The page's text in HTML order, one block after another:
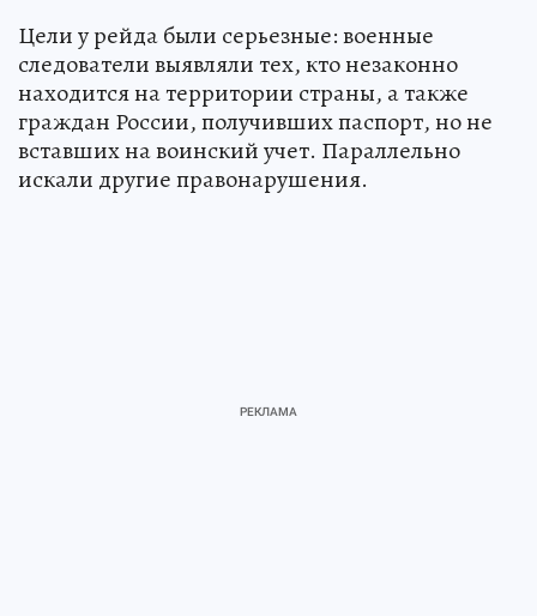
Цели у рейда были серьезные: военные
следователи выявляли тех, кто незаконно
находится на территории страны, а также
граждан России, получивших паспорт, но не
вставших на воинский учет. Параллельно
искали другие правонарушения.